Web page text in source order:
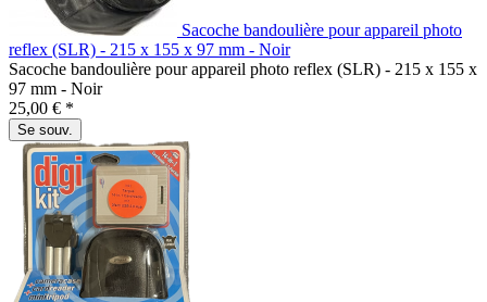
Sacoche bandoulière pour appareil photo
reflex (SLR) - 215 x 155 x 97 mm - Noir
Sacoche bandoulière pour appareil photo reflex (SLR) - 215 x 155 x
97 mm - Noir
25,00 € *
Se souv.